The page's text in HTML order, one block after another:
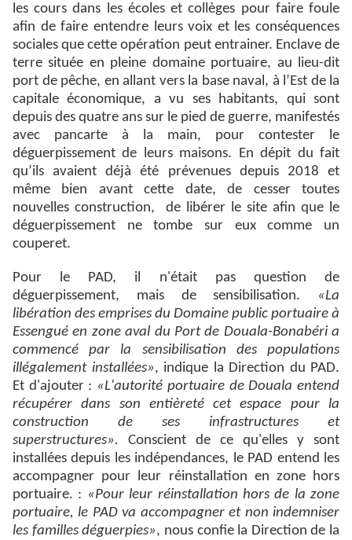
les cours dans les écoles et collèges pour faire foule
afin de faire entendre leurs voix et les conséquences
sociales que cette opération peut entrainer. Enclave de
terre située en pleine domaine portuaire, au lieu-dit
port de pêche, en allant vers la base naval, à l’Est de la
capitale économique, a vu ses habitants, qui sont
depuis des quatre ans sur le pied de guerre, manifestés
avec pancarte à la main, pour contester le
déguerpissement de leurs maisons. En dépit du fait
qu’ils avaient déjà été prévenues depuis 2018 et
même bien avant cette date, de cesser toutes
nouvelles construction, de libérer le site afin que le
déguerpissement ne tombe sur eux comme un
couperet.
Pour le PAD, il n'était pas question de
déguerpissement, mais de sensibilisation.
«La
libération des emprises du Domaine public portuaire à
Essengué en zone aval du Port de Douala-Bonabéri a
commencé par la sensibilisation des populations
illégalement installées», indique la Direction du PAD.
Et d'ajouter : «L'autorité portuaire de Douala entend
récupérer dans son entièreté cet espace pour la
construction de ses infrastructures et
superstructures».
Conscient de ce qu'elles y sont
installées depuis les indépendances, le PAD entend les
accompagner pour leur réinstallation en zone hors
portuaire. : «Pour leur réinstallation hors de la zone
portuaire, le PAD va accompagner et non indemniser
les familles déguerpies», nous confie la Direction de la